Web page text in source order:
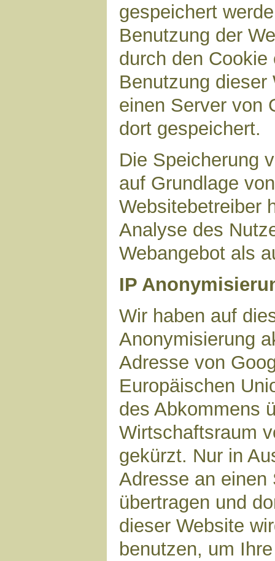
gespeichert
Benutzung der
durch den
Benutzung dieser
einen Server von
dort gespeichert.
Die Speicherung
auf Grundlage
Websitebetreiber
Analyse des
Webangebot als
IP
Wir haben auf
Anonymisierung
Adresse von
Europäischen
des Abkommens
Wirtschaftsraum
gekürzt. Nur in
Adresse an einen
übertragen und
dieser Website
benutzen, um